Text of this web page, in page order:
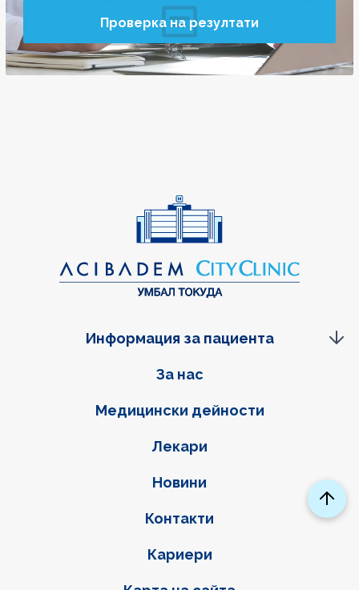
Проверка на резултати
Фуутер навигация
За нас
Медицински дейности
Лекари
Новини
Контакти
Кариери
Информация за пациента